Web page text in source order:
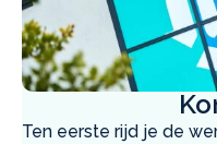
Ten eerste rijd je de